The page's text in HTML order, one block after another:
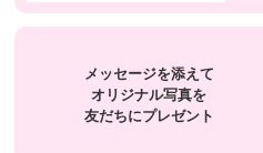
メッセージを添えて
オリジナル写真を
友だちにプレゼント